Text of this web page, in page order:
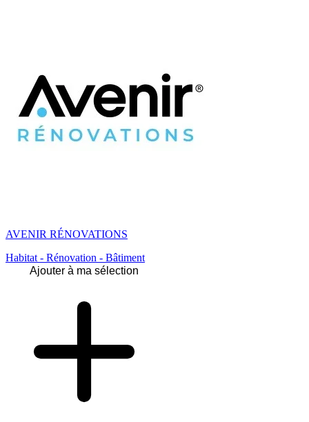
AVENIR RÉNOVATIONS
Habitat - Rénovation - Bâtiment
Ajouter à ma sélection